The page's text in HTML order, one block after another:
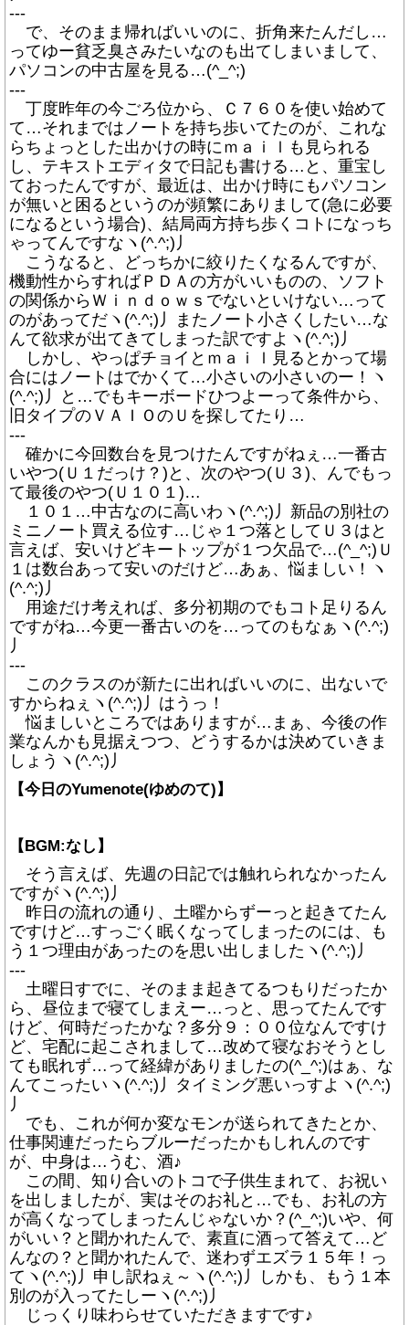
---
で、そのまま帰ればいいのに、折角来たんだし…
ってゆー貧乏臭さみたいなのも出てしまいまして、
パソコンの中古屋を見る…(^_^;)
---
丁度昨年の今ごろ位から、Ｃ７６０を使い始めて
て…それまではノートを持ち歩いてたのが、これな
らちょっとした出かけの時にｍａｉｌも見られる
し、テキストエディタで日記も書ける…と、重宝し
ておったんですが、最近は、出かけ時にもパソコン
が無いと困るというのが頻繁にありまして(急に必要
になるという場合)、結局両方持ち歩くコトになっち
ゃってんですなヽ(^.^;)丿
こうなると、どっちかに絞りたくなるんですが、
機動性からすればＰＤＡの方がいいものの、ソフト
の関係からＷｉｎｄｏｗｓでないといけない…って
のがあってだヽ(^.^;)丿またノート小さくしたい…な
んて欲求が出てきてしまった訳ですよヽ(^.^;)丿
しかし、やっぱチョイとｍａｉｌ見るとかって場
合にはノートはでかくて…小さいの小さいのー！ヽ
(^.^;)丿と…でもキーボードひつよーって条件から、
旧タイプのＶＡＩＯのＵを探してたり…
---
確かに今回数台を見つけたんですがねぇ…一番古
いやつ(Ｕ１だっけ？)と、次のやつ(Ｕ３)、んでもっ
て最後のやつ(Ｕ１０１)…
１０１…中古なのに高いわヽ(^.^;)丿新品の別社の
ミニノート買える位す…じゃ１つ落としてＵ３はと
言えば、安いけどキートップが１つ欠品で…(^_^;)Ｕ
１は数台あって安いのだけど…あぁ、悩ましい！ヽ
(^.^;)丿
用途だけ考えれば、多分初期のでもコト足りるん
ですがね…今更一番古いのを…ってのもなぁヽ(^.^;)
丿
---
このクラスのが新たに出ればいいのに、出ないで
すからねぇヽ(^.^;)丿はうっ！
悩ましいところではありますが…まぁ、今後の作
業なんかも見据えつつ、どうするかは決めていきま
しょうヽ(^.^;)丿
【今日のYumenote(ゆめのて)】
【BGM:なし】
そう言えば、先週の日記では触れられなかったん
ですがヽ(^.^;)丿
昨日の流れの通り、土曜からずーっと起きてたん
ですけど…すっごく眠くなってしまったのには、も
う１つ理由があったのを思い出しましたヽ(^.^;)丿
---
土曜日すでに、そのまま起きてるつもりだったか
ら、昼位まで寝てしまえー…っと、思ってたんです
けど、何時だったかな？多分９：００位なんですけ
ど、宅配に起こされまして…改めて寝なおそうとし
ても眠れず…って経緯がありましたの(^_^;)はぁ、な
んてこったいヽ(^.^;)丿タイミング悪いっすよヽ(^.^;)
丿
でも、これが何か変なモンが送られてきたとか、
仕事関連だったらブルーだったかもしれんのです
が、中身は…うむ、酒♪
この間、知り合いのトコで子供生まれて、お祝い
を出しましたが、実はそのお礼と…でも、お礼の方
が高くなってしまったんじゃないか？(^_^;)いや、何
がいい？と聞かれたんで、素直に酒って答えて…ど
んなの？と聞かれたんで、迷わずエズラ１５年！っ
てヽ(^.^;)丿申し訳ねぇ～ヽ(^.^;)丿しかも、もう１本
別のが入ってたしーヽ(^.^;)丿
じっくり味わらせていただきますです♪